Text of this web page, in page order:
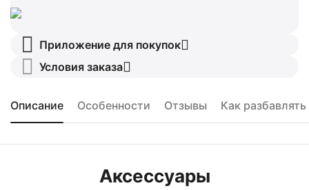
Приложение для покупок
Условия заказа
Описание Особенности Отзывы Как
Аксессуары